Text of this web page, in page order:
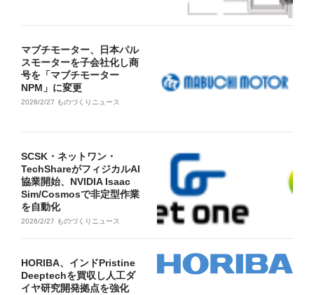
マブチモーター、日本パル
スモーターを子会社化し商
号を「マブチモーター
NPM」に変更
2026/2/27 ものづくりニュース
SCSK・ネットワン・
TechShareがフィジカルAI
協業開始、NVIDIA Isaac
Sim/Cosmosで非定型作業
を自動化
2026/2/27 ものづくりニュース
HORIBA、インドPristine
Deeptechを買収し人工ダ
イヤ研究開発拠点を強化